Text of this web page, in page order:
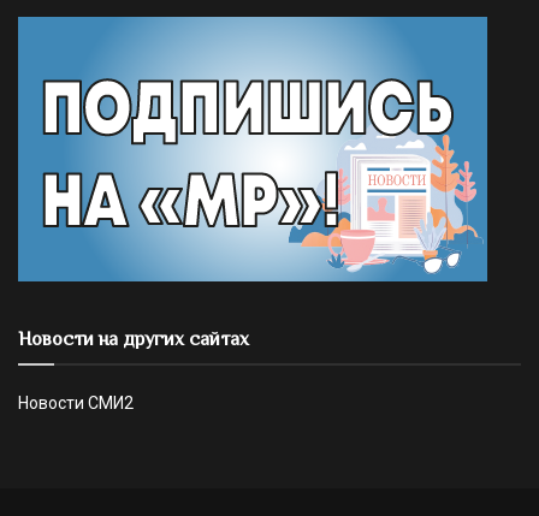
Новости на других сайтах
Новости СМИ2